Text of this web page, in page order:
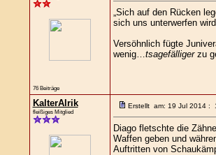
76 Beiträge
„Sich auf den Rücken
sich uns unterwerfen
Versöhnlich fügte
wenig…tsagefälligerzu
KalterAlrik
fleißiges Mitglied
Erstellt am: 19 Jul 2014 :
Diago fletschte die
Waffen geben und
Auftritten von